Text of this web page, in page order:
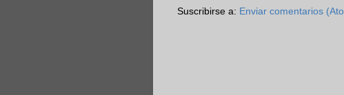
Suscribirse a: Enviar comentarios